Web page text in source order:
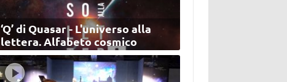
‘Q’ di Quasar - L'universo alla
lettera. Alfabeto cosmico